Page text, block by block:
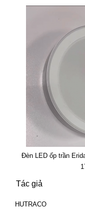
Đèn LED ốp trần
Tác giả
HUTRACO